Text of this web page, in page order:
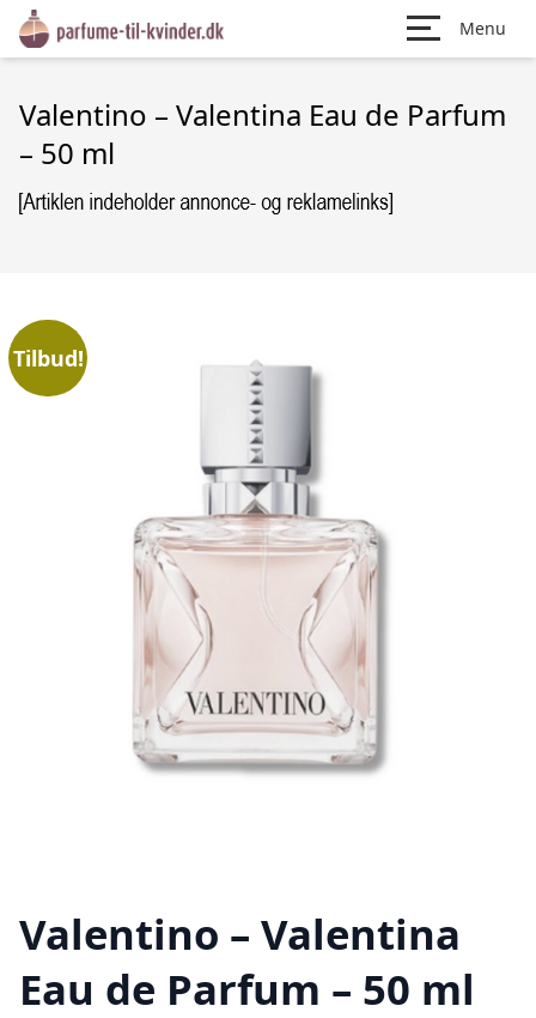
Menu
Valentino – Valentina Eau de Parfum
– 50 ml
Tilbud!
Valentino – Valentina
Eau de Parfum – 50 ml